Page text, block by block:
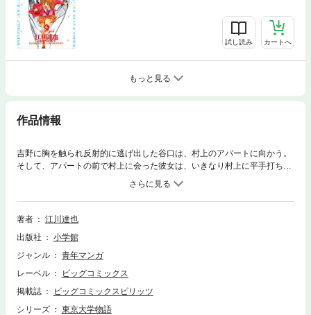
試し読み カートへ
もっと見る
作品情報
吉野に胸を触られ反射的に逃げ出した谷口は、村上のアパートに向かう。
そして、アパートの前で村上に会った彼女は、いきなり村上に平手打ちを
くらわし、「あんたは最低！」と罵る。壮絶な言い争いバトルとなるが、
突然村上にキスされ、うっとりする谷口…。しかし、それも束の間、すぐ
に我に返り村上を思いっきり突き飛ばして逃走する。一方村上は、キスし
たことで自分は谷口に恋していることを、はっきりと自覚する…。
著者
江川達也
出版社
小学館
ジャンル
青年マンガ
レーベル
ビッグコミックス
掲載誌
ビッグコミックスピリッツ
シリーズ
東京大学物語